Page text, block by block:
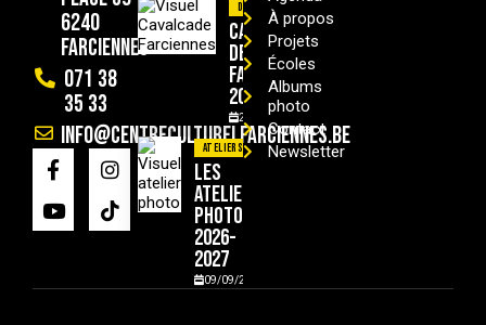
6240
Farciennes
071 38
35 33
info@centreculturelfarciennes.be
Divers
Cavalcade
de
Farciennes
2026
29/08/2026
Ateliers
Les
ateliers
photo
2026-
2027
09/09/2026
À propos
Projets
Écoles
Albums
photo
Contact
Newsletter